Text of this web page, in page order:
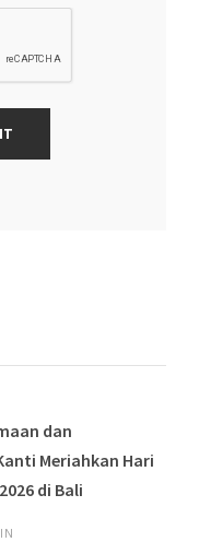
dan
Meriahkan Hari
di Bali